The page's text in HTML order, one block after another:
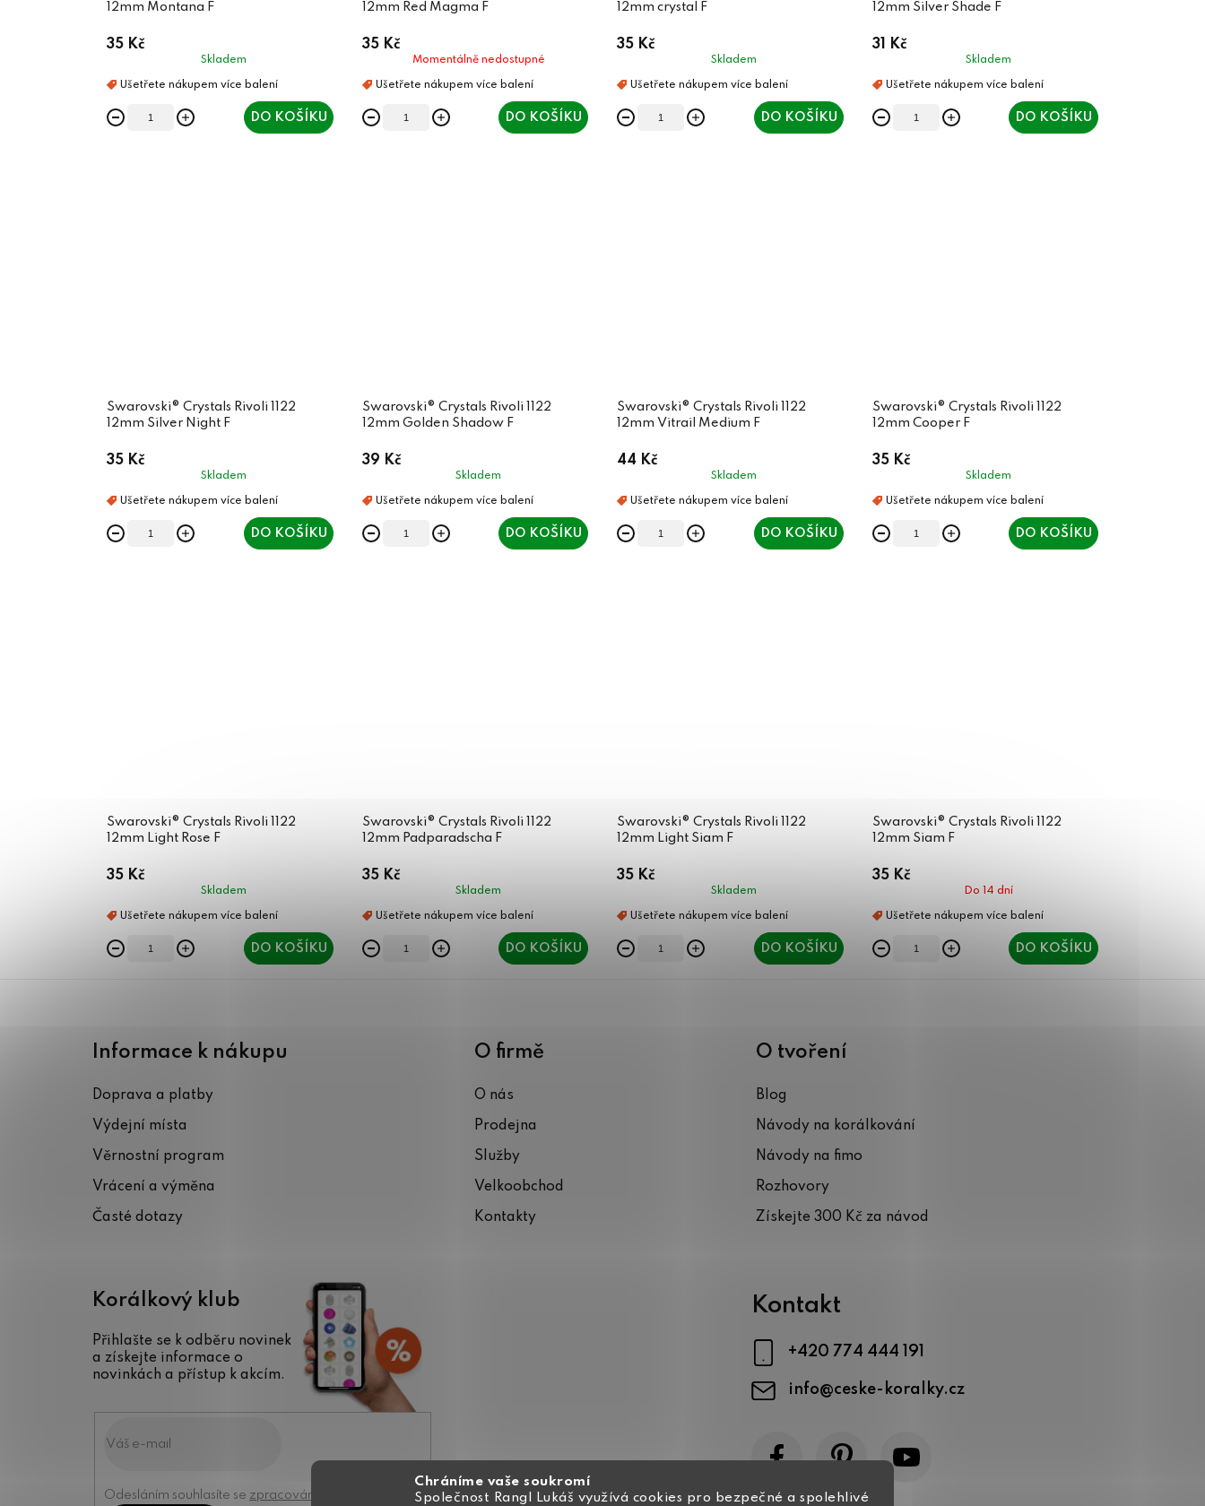
Chráníme vaše soukromí
Společnost Rangl Lukáš využívá cookies pro bezpečné a spolehlivé
12mm Montana F
35 Kč
Skladem
DO KOŠÍKU
12mm Red Magma F
35 Kč
Momentálně nedostupné
DO KOŠÍKU
12mm crystal F
35 Kč
Skladem
DO KOŠÍKU
12mm Silver Shade F
31 Kč
Skladem
DO KOŠÍKU
Swarovski® Crystals Rivoli 1122
12mm Silver Night F
35 Kč
Skladem
DO KOŠÍKU
Swarovski® Crystals Rivoli 1122
12mm Golden Shadow F
39 Kč
Skladem
DO KOŠÍKU
Swarovski® Crystals Rivoli 1122
12mm Vitrail Medium F
44 Kč
Skladem
DO KOŠÍKU
Swarovski® Crystals Rivoli 1122
12mm Cooper F
35 Kč
Skladem
DO KOŠÍKU
Swarovski® Crystals Rivoli 1122
12mm Light Rose F
35 Kč
Skladem
DO KOŠÍKU
Swarovski® Crystals Rivoli 1122
12mm Padparadscha F
35 Kč
Skladem
DO KOŠÍKU
Swarovski® Crystals Rivoli 1122
12mm Light Siam F
35 Kč
Skladem
DO KOŠÍKU
Swarovski® Crystals Rivoli 1122
12mm Siam F
35 Kč
Do 14 dní
DO KOŠÍKU
Informace k nákupu
Doprava a platby
Výdejní místa
Věrnostní program
Vrácení a výměna
Časté dotazy
O firmě
O nás
Prodejna
Služby
Velkoobchod
Kontakty
O tvoření
Blog
Návody na korálkování
Návody na fimo
Rozhovory
Získejte 300 Kč za návod
Korálkový klub
Přihlašte se k odběru novinek
a získejte informace o
novinkách a přístup k akcím.
Odesláním souhlasíte se zpracováním osobních údajů
Kontakt
info@ceske-koralky.cz
+420 774 444 191